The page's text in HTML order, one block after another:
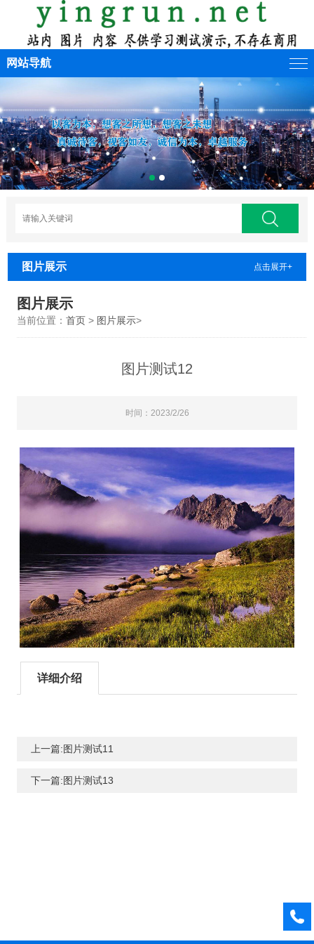
网站导航
图片展示 点击展开+
图片展示
当前位置： 首页> 图片展示>
图片测试12
时间：2023/2/26
详细介绍
上一篇:图片测试11
下一篇:图片测试13